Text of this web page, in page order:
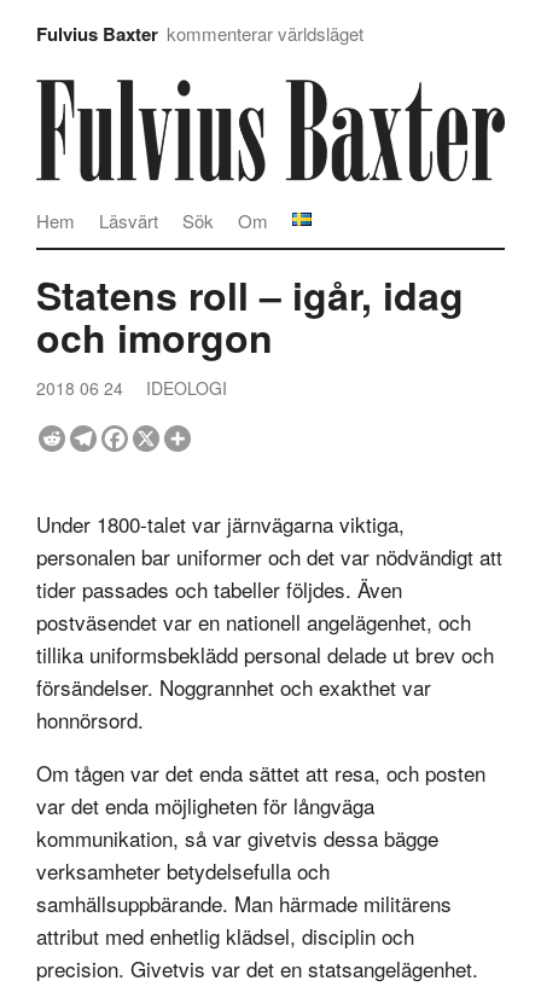
Fulvius Baxter kommenterar världsläget
Om
Sök
Läsvärt
Hem
Statens roll – igår, idag
och imorgon
2018 06 24 IDEOLOGI
Under 1800-talet var järnvägarna viktiga,
personalen bar uniformer och det var nödvändigt att
tider passades och tabeller följdes. Även
postväsendet var en nationell angelägenhet, och
tillika uniformsbeklädd personal delade ut brev och
försändelser. Noggrannhet och exakthet var
honnörsord.
Om tågen var det enda sättet att resa, och posten
var det enda möjligheten för långväga
kommunikation, så var givetvis dessa bägge
verksamheter betydelsefulla och
samhällsuppbärande. Man härmade militärens
attribut med enhetlig klädsel, disciplin och
precision. Givetvis var det en statsangelägenhet.